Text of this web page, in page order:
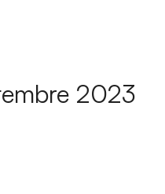
2023